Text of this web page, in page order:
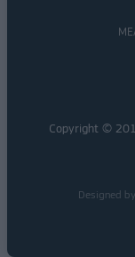
Copyright ©
Designed by